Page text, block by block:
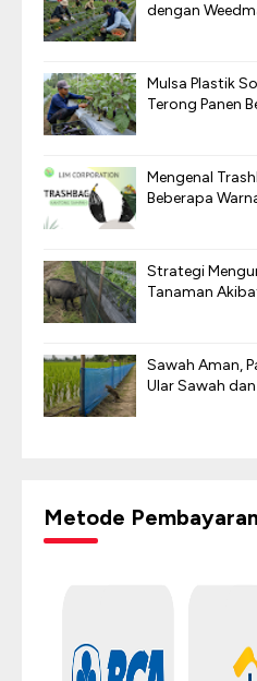
dengan
Mulsa Plastik
Terong Panen
Mengenal
Beberapa
Strategi
Tanaman
Sawah Aman,
Ular Sawah
Metode Pembayaran